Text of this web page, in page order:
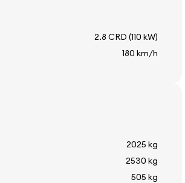
2.8 CRD (110 kW)
180 km/h
2025 kg
2530 kg
505 kg